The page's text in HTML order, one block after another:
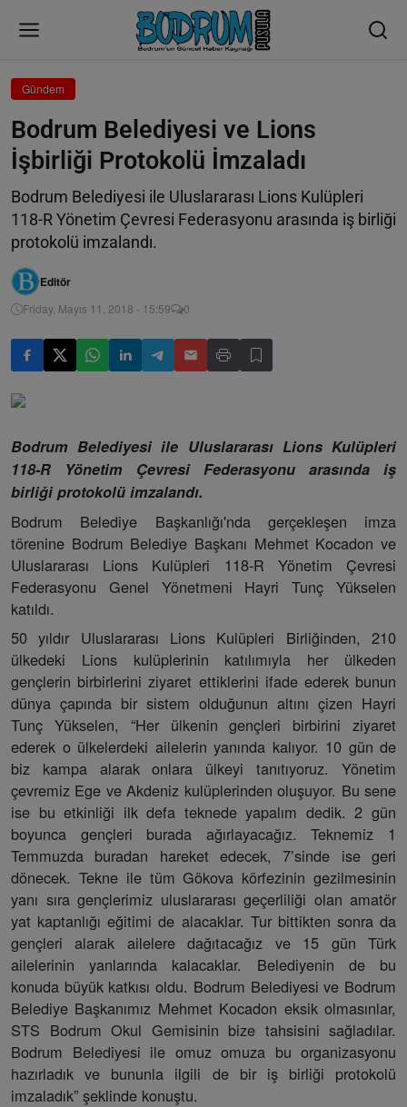
Gündem
Bodrum Belediyesi ve Lions
İşbirliği Protokolü İmzaladı
Bodrum Belediyesi ile Uluslararası Lions Kulüpleri
118-R Yönetim Çevresi Federasyonu arasında iş birliği
protokolü imzalandı.
Editör
Friday, Mayıs 11, 2018 - 15:59 0
Bodrum Belediyesi ile Uluslararası Lions Kulüpleri
118-R Yönetim Çevresi Federasyonu arasında iş
birliği protokolü imzalandı.
Bodrum Belediye Başkanlığı'nda gerçekleşen imza
törenine Bodrum Belediye Başkanı Mehmet Kocadon ve
Uluslararası Lions Kulüpleri 118-R Yönetim Çevresi
Federasyonu Genel Yönetmeni Hayri Tunç Yükselen
katıldı.
50 yıldır Uluslararası Lions Kulüpleri Birliğinden, 210
ülkedeki Lions kulüplerinin katılımıyla her ülkeden
gençlerin birbirlerini ziyaret ettiklerini ifade ederek bunun
dünya çapında bir sistem olduğunun altını çizen Hayri
Tunç Yükselen, “Her ülkenin gençleri birbirini ziyaret
ederek o ülkelerdeki ailelerin yanında kalıyor. 10 gün de
biz kampa alarak onlara ülkeyi tanıtıyoruz. Yönetim
çevremiz Ege ve Akdeniz kulüplerinden oluşuyor. Bu sene
ise bu etkinliği ilk defa teknede yapalım dedik. 2 gün
boyunca gençleri burada ağırlayacağız. Teknemiz 1
Temmuzda buradan hareket edecek, 7’sinde ise geri
dönecek. Tekne ile tüm Gökova körfezinin gezilmesinin
yanı sıra gençlerimiz uluslararası geçerliliği olan amatör
yat kaptanlığı eğitimi de alacaklar. Tur bittikten sonra da
gençleri alarak ailelere dağıtacağız ve 15 gün Türk
ailelerinin yanlarında kalacaklar. Belediyenin de bu
konuda büyük katkısı oldu. Bodrum Belediyesi ve Bodrum
Belediye Başkanımız Mehmet Kocadon eksik olmasınlar,
STS Bodrum Okul Gemisinin bize tahsisini sağladılar.
Bodrum Belediyesi ile omuz omuza bu organizasyonu
hazırladık ve bununla ilgili de bir iş birliği protokolü
imzaladık” şeklinde konuştu.